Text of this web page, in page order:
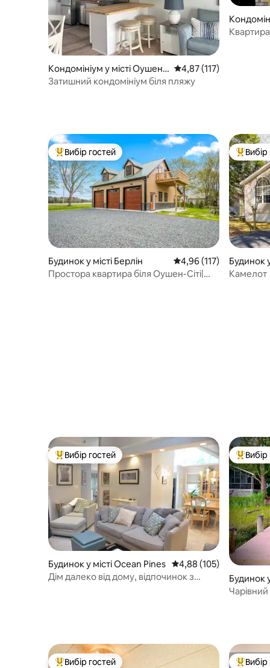
Кондомініум у місті Оушен
Сіті
Середня оцінка: 4,87 з
4,87 (117)
Затишний кондомініум біля пляжу
іті
Топ вибір гостей
Вибір гостей
Будинок у місті Берлін Середня оцінка: 4,96 з
4,96 (117)
Простора квартира біля Оушен-Сіті|
Топ
Будинок
Камелот
Топ вибір гостей
Вибір гостей
Будинок у місті Ocean Pines Середня оцінка: 4,88 з
4,88 (105)
Дім далеко від дому, відпочинок з
Топ
Будинок
2
Вибір гостей